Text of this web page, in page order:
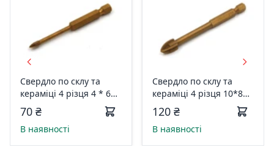
Свердло по склу та
кераміці 4 різця 4 * 65
мм, TiN, YG6X 07-01-
2046
70 ₴
В наявності
Свердло по склу та
кераміці 4 різця 10*85
мм, TiN, YG6X 07-01-
2108
120 ₴
В наявності